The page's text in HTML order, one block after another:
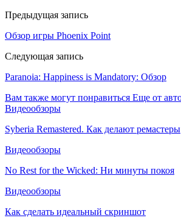
Предыдущая запись
Обзор игры Phoenix Point
Следующая запись
Paranoia: Happiness is Mandatory: Обзор
Вам также могут понравиться Еще от
Видеообзоры
Syberia Remastered. Как делают ремастеры
Видеообзоры
No Rest for the Wicked: Ни минуты покоя
Видеообзоры
Как сделать идеальный скриншот